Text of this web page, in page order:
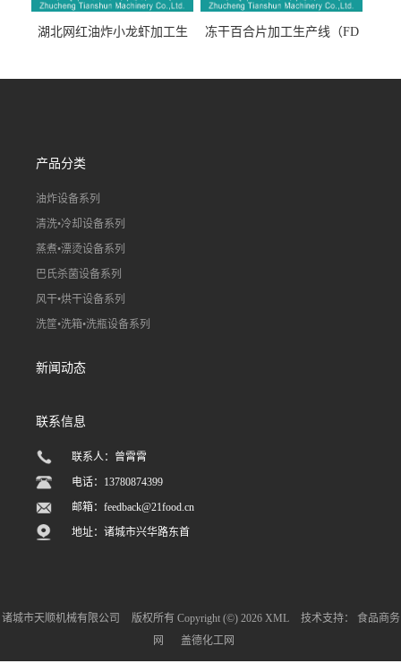
湖北网红油炸小龙虾加工生
线）
冻干百合片加工生产线（FD
线）
产品分类
油炸设备系列
清洗•冷却设备系列
蒸煮•漂烫设备系列
巴氏杀菌设备系列
风干•烘干设备系列
洗筐•洗箱•洗瓶设备系列
新闻动态
联系信息
联系人：曾霄霄
电话：13780874399
邮箱：feedback@21food.cn
地址：诸城市兴华路东首
诸城市天顺机械有限公司 版权所有 Copyright (©) 2026 XML 技术支持： 食品商务
网
盖德化工网